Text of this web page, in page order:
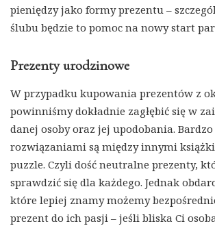
pieniędzy jako formy prezentu –
ślubu będzie to pomoc na nowy start
Prezenty urodzinowe
W przypadku kupowania prezentów z
powinniśmy dokładnie zagłębić się w
danej osoby oraz jej upodobania.
rozwiązaniami są między innymi
puzzle. Czyli dość neutralne prezenty,
sprawdzić się dla każdego. Jednak
które lepiej znamy możemy
prezent do ich pasji – jeśli bliska Ci